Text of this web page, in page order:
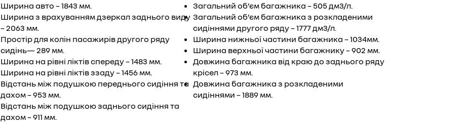
Ширина авто – 1843 мм.
Ширина з врахуванням дзеркал заднього виду
– 2063 мм.
Простір для колін пасажирів другого ряду
сидінь— 289 мм.
Ширина на рівні ліктів спереду – 1483 мм.
Ширина на рівні ліктів ззаду – 1456 мм.
Відстань між подушкою переднього сидіння та
дахом – 953 мм.
Відстань між подушкою заднього сидіння та
дахом – 911 мм.
Загальний об’єм багажника – 505 дм3/л.
Загальний об’єм багажника з розкладеними
сидіннями другого ряду – 1777 дм3/л.
Ширина нижньої частини багажника – 1034мм.
Ширина верхньої частини багажнику – 902 мм.
Довжина багажника від краю до заднього ряду
крісел – 973 мм.
Довжина багажника з розкладеними
сидіннями – 1889 мм.